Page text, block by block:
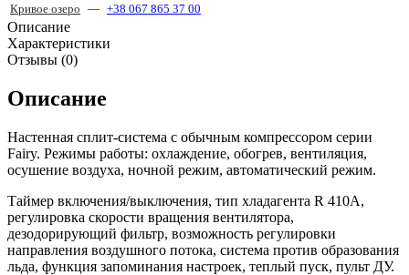
Кривое озеро — +38 067 865 37 00
Описание
Характеристики
Отзывы (0)
Описание
Настенная сплит-система с обычным компрессором серии
Fairy. Режимы работы: охлаждение, обогрев, вентиляция,
осушение воздуха, ночной режим, автоматический режим.
Таймер включения/выключения, тип хладагента R 410A,
регулировка скорости вращения вентилятора,
дезодорирующий фильтр, возможность регулировки
направления воздушного потока, система против образования
льда, функция запоминания настроек, теплый пуск, пульт ДУ.